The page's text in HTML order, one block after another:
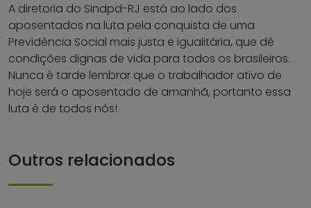
A diretoria do Sindpd-RJ está ao lado dos
aposentados na luta pela conquista de uma
Previdência Social mais justa e igualitária, que dê
condições dignas de vida para todos os brasileiros.
Nunca é tarde lembrar que o trabalhador ativo de
hoje será o aposentado de amanhã, portanto essa
luta é de todos nós!
Outros relacionados